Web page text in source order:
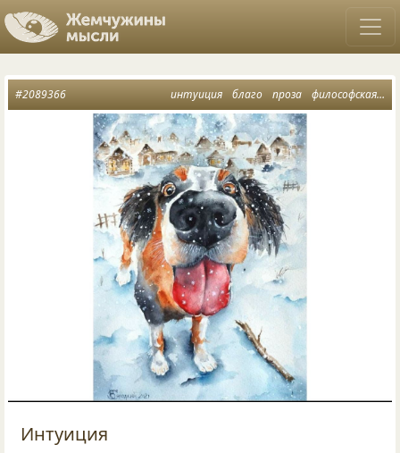
интуиция благо проза философская лирика
#2089366
Интуиция